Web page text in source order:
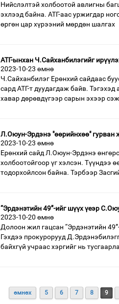
Нийслэлтэй холбоотой авлигны
эхлээд байна. АТГ-аас уржигдар
өргөн цар хүрээний мөрдөн шалгах
АТГ-ынхан Ч.Сайханбилэгийг
2023-10-23 өмнө
Ч.Сайханбилэг Ерөнхий сайдаас
сард АТГ-т дуудагдаж байв.
хавар дөрөвдүгээр сарын эхээр
Л.Оюун-Эрдэнэ "өөрийнхөө" гурван
2023-10-23 өмнө
Ерөнхий сайд Л.Оюун-Эрдэнэ
холбоотойгоор үг хэлсэн. Түүндээ
тодорхойлсон байна. Тэрбээр
“Эрдэнэтийн 49”-ийг шүүх үеэр
2023-10-20 өмнө
Долоон жил гацсан “Эрдэнэтийн
Гэхдээ прокурорууд
байхгүй учраас хэргийг нь
өмнөх 5 6 7 8 9